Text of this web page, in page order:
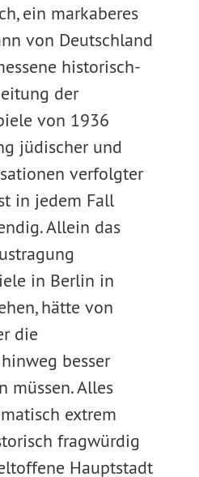
ein markaberes
von Deutschland
historisch-
der
von 1936
jüdischer und
verfolgter
in jedem Fall
Allein das
in Berlin in
hätte von
die
besser
müssen. Alles
extrem
fragwürdig
Hauptstadt